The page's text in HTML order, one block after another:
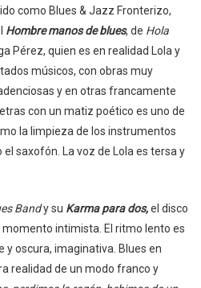
como Blues & Jazz Fronterizo,
Hombre manos de blues, de Hola
Pérez, quien es en realidad Lola y
músicos, con obras muy
y en otras francamente
con un matiz poético es uno de
la limpieza de los instrumentos
saxofón. La voz de Lola es tersa y
Bandy su Karma para dos,el disco
intimista. El ritmo lento es
y oscura, imaginativa. Blues en
realidad de un modo franco y